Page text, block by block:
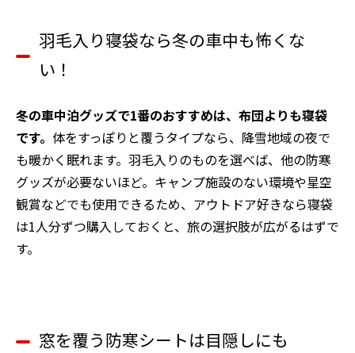
羽毛入り寝袋なら冬の車中も怖くな
い！
冬の車中泊グッズで1番のおすすめは、布団よりも寝袋
です。 体をすっぽりと覆うタイプなら、降雪地域の夜で
も暖かく眠れます。羽毛入りのものを選べば、他の防寒
グッズが必要ないほど。キャンプ施設のない環境や星空
観賞などでも使用できるため、アウトドア好きなら寝袋
は1人分ずつ購入しておくと、旅の選択肢が広がるはずで
す。
窓を覆う防寒シートは目隠しにも